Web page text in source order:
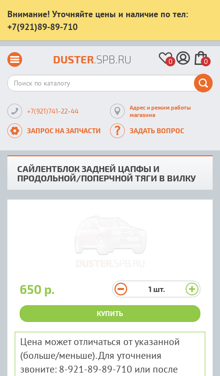
Внимание! Уточняйте цены и наличие по тел:
+7(921)89-89-710
DUSTER.SPB.RU 0 0
+7(921)741-22-44
Адрес и режим работы
магазина
ЗАПРОС НА ЗАПЧАСТИ ЗАДАТЬ ВОПРОС
САЙЛЕНТБЛОК ЗАДНЕЙ ЦАПФЫ И
ПРОДОЛЬНОЙ/ПОПЕРЧНОЙ ТЯГИ В ВИЛКУ
650 р. 1 шт.
КУПИТЬ
Цена может отличаться от указанной
(больше/меньше). Для уточнения
звоните: 8-921-89-89-710 или после